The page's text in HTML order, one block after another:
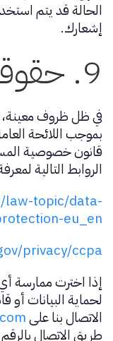
الحالة قد يتم
إشعارك.
9. حقوقك القانونية
في ظل ظروف
الروابط التالية
law-topic/data-
eu_en
privacy/ccpa
إذا اخترت ممارسة
لحماية البيانات أو
الاتصال بنا على